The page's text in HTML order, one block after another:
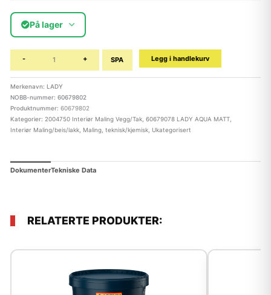
På lager
- + SPA Legg i handlekurv
Merkenavn: LADY
NOBB-nummer: 60679802
Produktnummer: 60679802
Kategorier: 2004750 Interiør Maling Vegg/Tak, 60679078 LADY AQUA MATT,
Interiør Maling/beis/lakk, Maling, teknisk/kjemisk, Ukategorisert
DokumenterTekniske Data
RELATERTE PRODUKTER: